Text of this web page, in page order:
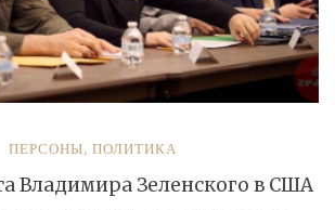
ПЕРСОНЫ, ПОЛИТИКА
Владимира Зеленского в США